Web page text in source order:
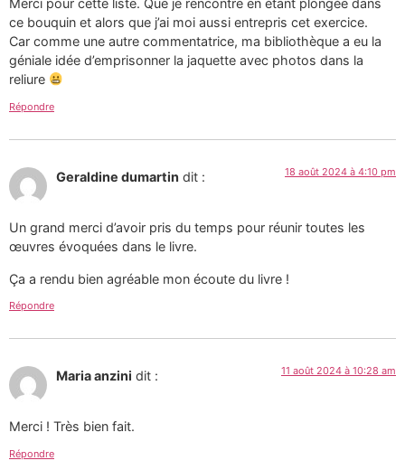
Merci pour cette liste. Que je rencontre en étant plongée dans
ce bouquin et alors que j’ai moi aussi entrepris cet exercice.
Car comme une autre commentatrice, ma bibliothèque a eu la
géniale idée d’emprisonner la jaquette avec photos dans la
reliure
Répondre
Geraldine dumartin dit : 18 août 2024 à 4:10 pm
Un grand merci d’avoir pris du temps pour réunir toutes les
œuvres évoquées dans le livre.
Ça a rendu bien agréable mon écoute du livre !
Répondre
Maria anzini dit : 11 août 2024 à 10:28 am
Merci ! Très bien fait.
Répondre